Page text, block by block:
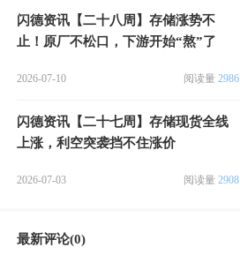
闪德资讯【二十八周】存储涨势不
止！原厂不松口，下游开始“熬”了
2026-07-10 阅读量 2986
闪德资讯【二十七周】存储现货全线
上涨，利空突袭挡不住涨价
2026-07-03 阅读量 2908
最新评论(0)